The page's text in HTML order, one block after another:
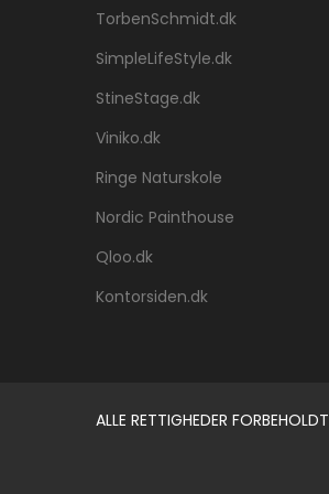
TorbenSchmidt.dk
SimpleLifeStyle.dk
StineStage.dk
Viniko.dk
Ringe Naturskole
Nordic Painthouse
Qloo.dk
Kontorsiden.dk
ALLE RETTIGHEDER FORBEHOLDT